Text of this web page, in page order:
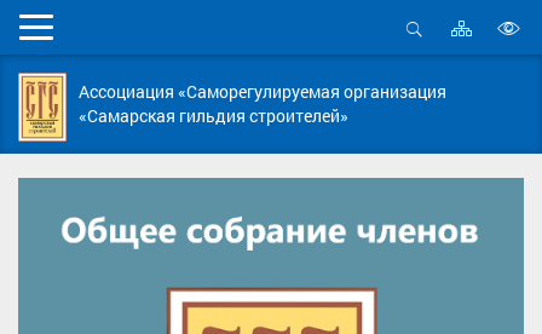
Мобильное
меню
Открыть
Карта
сайта
Ассоциация «Саморегулируемая организация
«Самарская гильдия строителей»